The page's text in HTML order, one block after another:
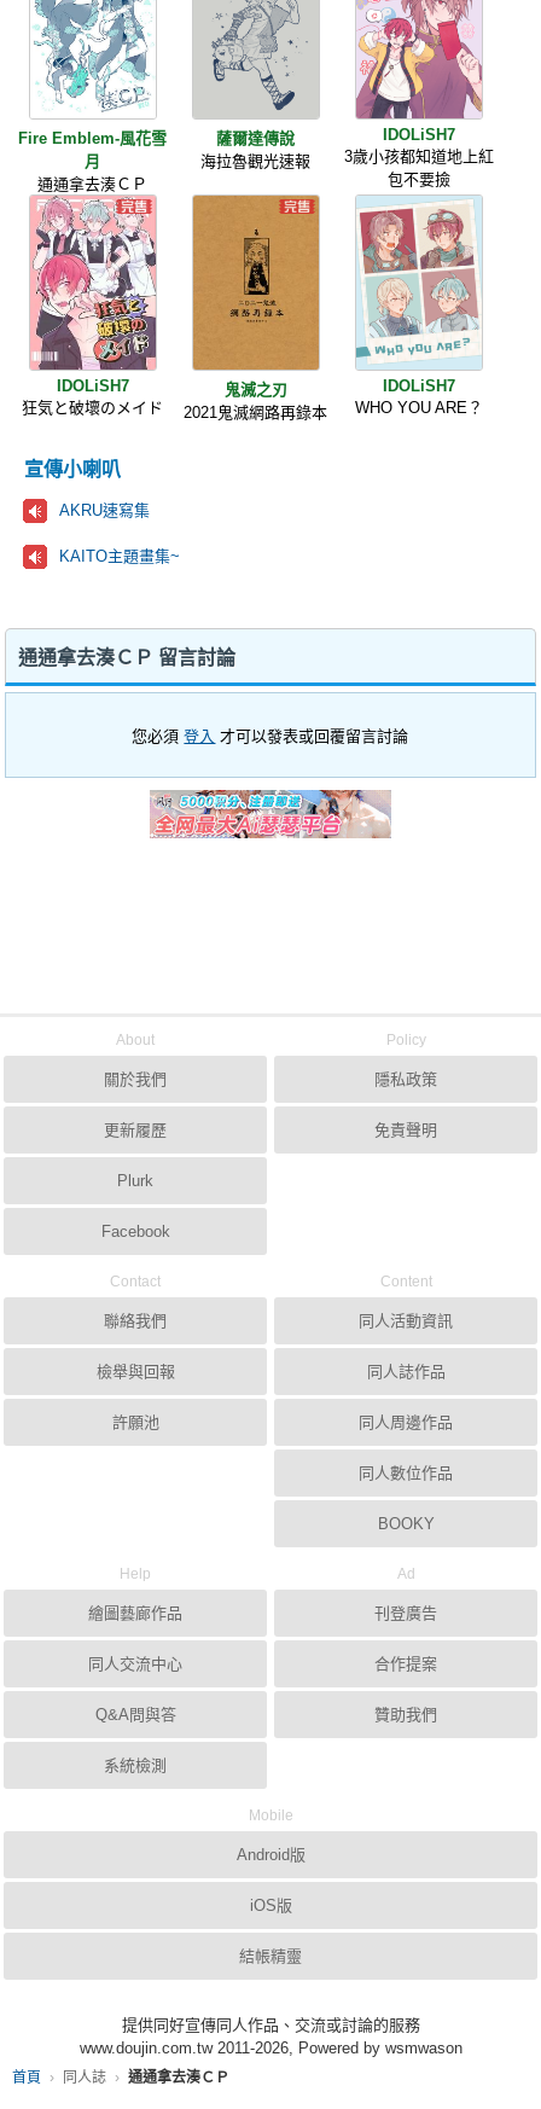
首頁 同人誌 通通拿去湊ＣＰ
Fire Emblem-風花雪
月
通通拿去湊ＣＰ
薩爾達傳說
海拉魯觀光速報
IDOLiSH7
3歲小孩都知道地上紅
包不要撿
IDOLiSH7
狂気と破壞のメイド
鬼滅之刃
2021鬼滅網路再錄本
IDOLiSH7
WHO YOU ARE？
宣傳小喇叭
AKRU速寫集
KAITO主題畫集~
通通拿去湊ＣＰ 留言討論
您必須登入 才可以發表或回覆留言討論
About
關於我們
更新履歷
Plurk
Facebook
Policy
隱私政策
免責聲明
Contact
聯絡我們
檢舉與回報
許願池
Content
同人活動資訊
同人誌作品
同人周邊作品
同人數位作品
BOOKY
Help
繪圖藝廊作品
同人交流中心
Q&A問與答
系統檢測
Ad
刊登廣告
合作提案
贊助我們
Mobile
Android版
iOS版
結帳精靈
提供同好宣傳同人作品、交流或討論的服務
www.doujin.com.tw 2011-2026, Powered by wsmwason